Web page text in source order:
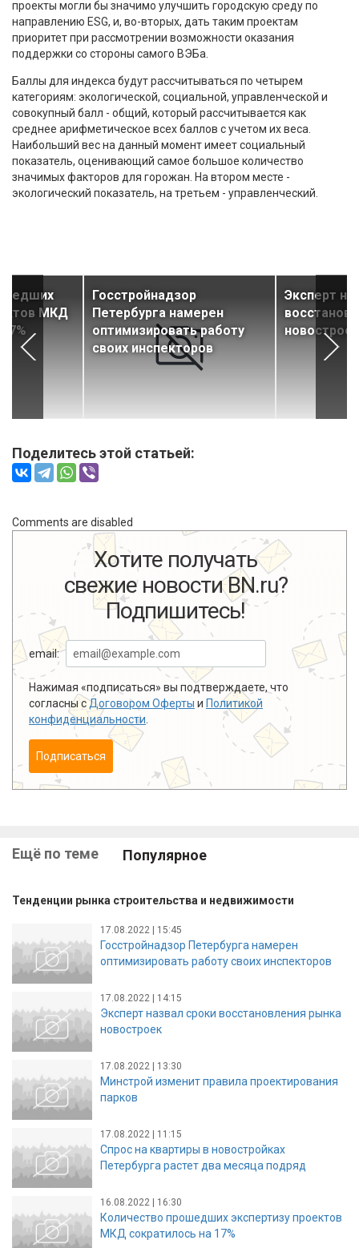
проекты могли бы значимо улучшить городскую среду по
направлению ESG, и, во-вторых, дать таким проектам
приоритет при рассмотрении возможности оказания
поддержки со стороны самого ВЭБа.
Баллы для индекса будут рассчитываться по четырем
категориям: экологической, социальной, управленческой и
совокупный балл - общий, который рассчитывается как
среднее арифметическое всех баллов с учетом их веса.
Наибольший вес на данный момент имеет социальный
показатель, оценивающий самое большое количество
значимых факторов для горожан. На втором месте -
экологический показатель, на третьем - управленческий.
МКД
Госстройнадзор
Петербурга намерен
оптимизировать работу
своих инспекторов
Эксперт
новостроек
Поделитесь этой статьей:
Comments are disabled
Хотите получать
свежие новости BN.ru?
Подпишитесь!
email:
Нажимая «подписаться» вы подтверждаете, что
согласны сДоговором Оферты и Политикой
конфиденциальности
Подписаться
Ещё по теме Популярное
Тенденции рынка строительства и недвижимости
17.08.2022 | 15:45
Госстройнадзор Петербурга намерен
оптимизировать работу своих инспекторов
17.08.2022 | 14:15
Эксперт назвал сроки восстановления рынка
новостроек
17.08.2022 | 13:30
Минстрой изменит правила проектирования
парков
17.08.2022 | 11:15
Спрос на квартиры в новостройках
Петербурга растет два месяца подряд
16.08.2022 | 16:30
Количество прошедших экспертизу проектов
МКД сократилось на 17%